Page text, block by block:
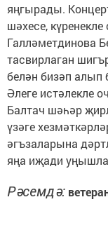
яңгырады.
шәхесе,
Галләметдинова
тасвирлаган
белән бизәп алып
Әлеге истәлекле
Балтач шәһәр
үзәге
әгъзаларына
яңа иҗади
Рәсемдә: